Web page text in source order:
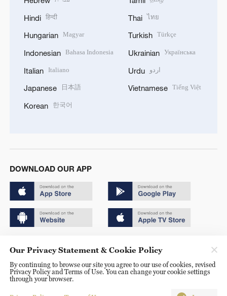
Hindi हिन्दी
Hungarian Magyar
Indonesian Bahasa Indonesia
Italian Italiano
Japanese 日本語
Korean 한국어
Thai ไทย
Turkish Türkçe
Ukrainian Українська
Urdu اردو
Vietnamese Tiếng Việt
DOWNLOAD OUR APP
京ICP备20000184号
京公网安备 11010502050052号
Disinformation report hotline: 010-85061466
Our Privacy Statement & Cookie Policy
By continuing to browse our site you agree to our use of cookies, revised
Privacy Policy and Terms of Use. You can change your cookie settings
through your browser.